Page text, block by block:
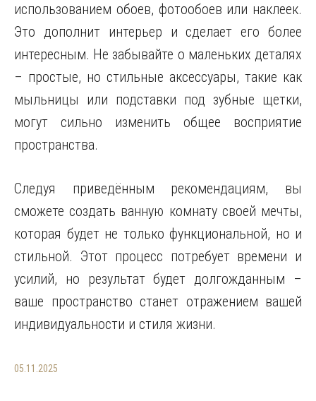
использованием обоев, фотообоев или наклеек.
Это дополнит интерьер и сделает его более
интересным. Не забывайте о маленьких деталях
– простые, но стильные аксессуары, такие как
мыльницы или подставки под зубные щетки,
могут сильно изменить общее восприятие
пространства.
Следуя приведённым рекомендациям, вы
сможете создать ванную комнату своей мечты,
которая будет не только функциональной, но и
стильной. Этот процесс потребует времени и
усилий, но результат будет долгожданным –
ваше пространство станет отражением вашей
индивидуальности и стиля жизни.
05.11.2025